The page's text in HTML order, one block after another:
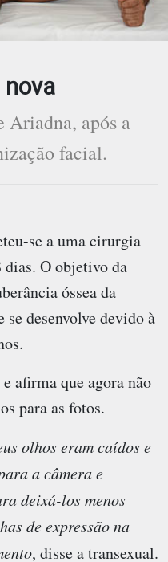
nova
Ariadna, após a
facial.
se a uma cirurgia
O objetivo da
óssea da
se desenvolve devido à
afirma que agora não
para as fotos.
olhos eram caídos e
a câmera e
deixá-los menos
de expressão na
, disse a transexual.